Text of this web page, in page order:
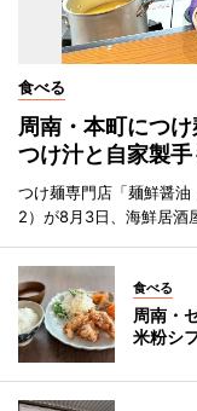
食べる
周南・本町につ
つけ汁と自家製
つけ麺専門店「麺鮮醤
2）が8月3日、海鮮居酒
食べる
周南・
米粉シ